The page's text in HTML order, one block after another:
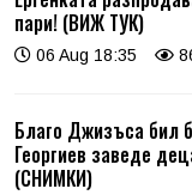
пари! (ВИЖ ТУК)
06 Aug 18:35
Благо Джизъса бил
Георгиев заведе
(СНИМКИ)